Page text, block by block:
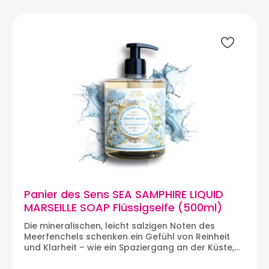
natürliche Flüssigseife wurde dermatologisch
getestet und ist für die ganze Familie und jeden
Hauttyp geeignet. Der Duft dieser Flüssigseife
wurde in Grasse von unseren Meisterparfumeuren
entwickelt und hergestellt. Design: Rosen Panier
des Sens #ESS10005 Inhalt: 500 mlMaße: Ø 8 x H 15
cm ÜBER PANIER DES SENS: Alle Parfums von Panier
des Sens werden von Meisterparfumeuren in
Grasse, der Wiege der Haute Parfumerie und
UNESCO-Weltkulturerbe, kreiert. Sie werden um
außergewöhnliche natürliche Rohstoffe herum
konzipiert und zwar exklusiv für die Marke. Keine
der Formeln enthalten Inhaltsstoffe tierischen
Panier des Sens SEA SAMPHIRE LIQUID
MARSEILLE SOAP Flüssigseife (500ml)
Die mineralischen, leicht salzigen Noten des
Meerfenchels schenken ein Gefühl von Reinheit
und Klarheit – wie ein Spaziergang an der Küste,